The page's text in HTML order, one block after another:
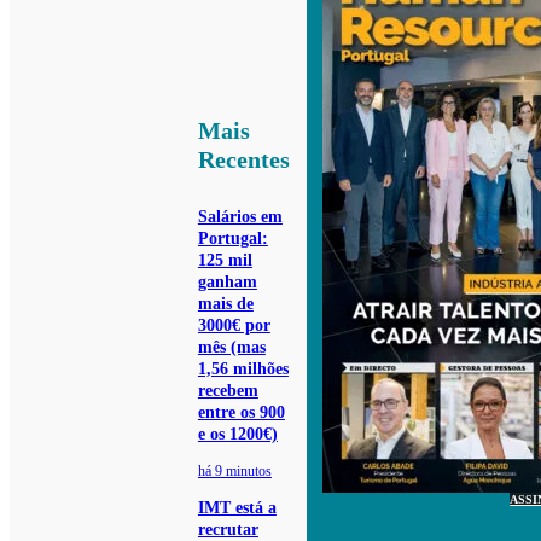
Mais
Recentes
Salários em
Portugal:
125 mil
ganham
mais de
3000€ por
mês (mas
1,56 milhões
recebem
entre os 900
e os 1200€)
há 9 minutos
IMT está a
recrutar